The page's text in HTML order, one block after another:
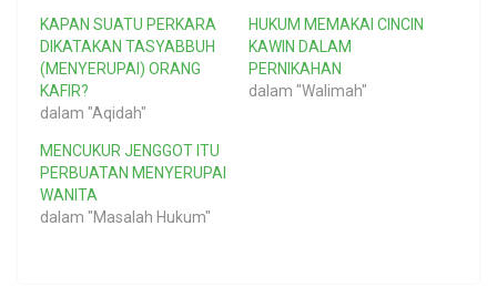
KAPAN SUATU PERKARA
DIKATAKAN TASYABBUH
(MENYERUPAI) ORANG
KAFIR?
dalam "Aqidah"
HUKUM MEMAKAI CINCIN
KAWIN DALAM
PERNIKAHAN
dalam "Walimah"
MENCUKUR JENGGOT ITU
PERBUATAN MENYERUPAI
WANITA
dalam "Masalah Hukum"